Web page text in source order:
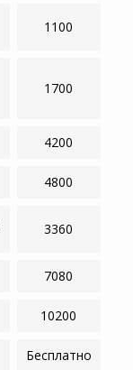
1100
1700
4200
4800
3360
7080
10200
Бесплатно